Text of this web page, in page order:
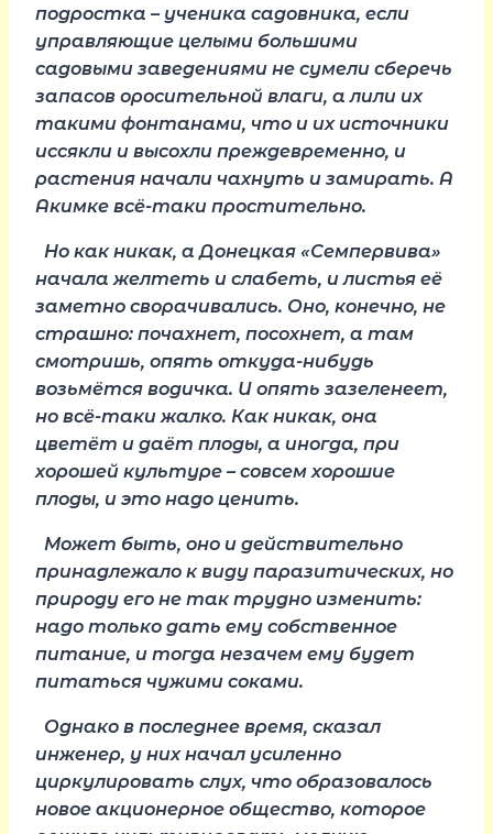
подростка – ученика садовника, если
управляющие целыми большими
садовыми заведениями не сумели сберечь
запасов оросительной влаги, а лили их
такими фонтанами, что и их источники
иссякли и высохли преждевременно, и
растения начали чахнуть и замирать. А
Акимке всё-таки простительно.
Но как никак, а Донецкая «Семпервива»
начала желтеть и слабеть, и листья её
заметно сворачивались. Оно, конечно, не
страшно: почахнет, посохнет, а там
смотришь, опять откуда-нибудь
возьмётся водичка. И опять зазеленеет,
но всё-таки жалко. Как никак, она
цветёт и даёт плоды, а иногда, при
хорошей культуре – совсем хорошие
плоды, и это надо ценить.
Может быть, оно и действительно
принадлежало к виду паразитических, но
природу его не так трудно изменить:
надо только дать ему собственное
питание, и тогда незачем ему будет
питаться чужими соками.
Однако в последнее время, сказал
инженер, у них начал усиленно
циркулировать слух, что образовалось
новое акционерное общество, которое